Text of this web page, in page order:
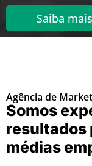
Saiba mais
Agência de
Somos
resultados
médias